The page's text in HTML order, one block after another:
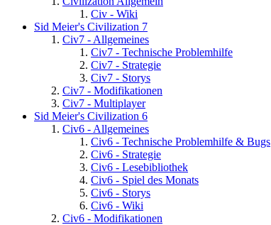
Civ - Wiki
Sid Meier's Civilization 7
Civ7 - Allgemeines
Civ7 - Technische Problemhilfe
Civ7 - Strategie
Civ7 - Storys
Civ7 - Modifikationen
Civ7 - Multiplayer
Sid Meier's Civilization 6
Civ6 - Allgemeines
Civ6 - Technische Problemhilfe & Bugs
Civ6 - Strategie
Civ6 - Lesebibliothek
Civ6 - Spiel des Monats
Civ6 - Storys
Civ6 - Wiki
Civ6 - Modifikationen